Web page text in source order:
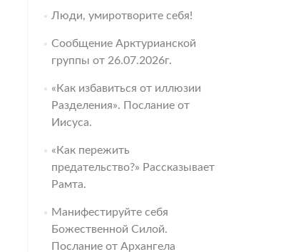
Люди, умиротворите себя!
Сообщение Арктурианской
группы от 26.07.2026г.
«Как избавиться от иллюзии
Разделения». Послание от
Иисуса.
«Как пережить
предательство?» Рассказывает
Рамта.
Манифестируйте себя
Божественной Силой.
Послание от Архангела